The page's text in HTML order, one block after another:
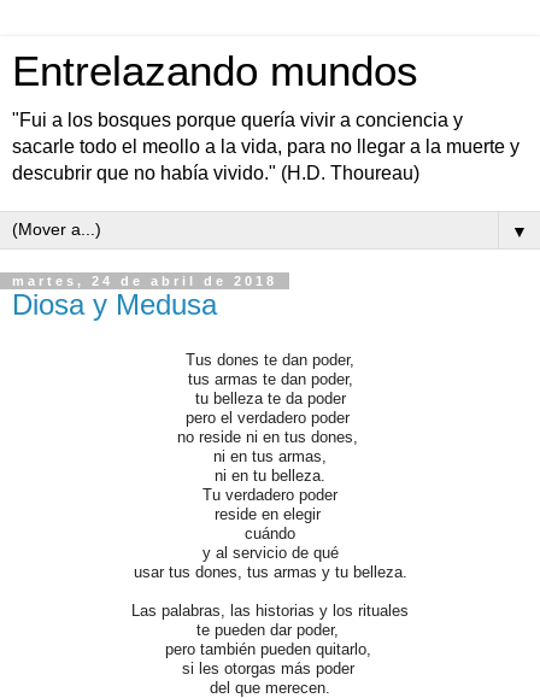
Entrelazando mundos
"Fui a los bosques porque quería vivir a conciencia y
sacarle todo el meollo a la vida, para no llegar a la muerte y
descubrir que no había vivido." (H.D. Thoureau)
▼
martes, 24 de abril de 2018
Diosa y Medusa
Tus dones te dan poder,
tus armas te dan poder,
tu belleza te da poder
pero el verdadero poder
no reside ni en tus dones,
ni en tus armas,
ni en tu belleza.
Tu verdadero poder
reside en elegir
cuándo
y al servicio de qué
usar tus dones, tus armas y tu belleza.
Las palabras, las historias y los rituales
te pueden dar poder,
pero también pueden quitarlo,
si les otorgas más poder
del que merecen.